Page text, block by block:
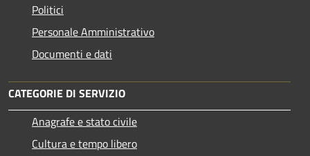
Politici
Personale Amministrativo
Documenti e dati
CATEGORIE DI SERVIZIO
Anagrafe e stato civile
Cultura e tempo libero